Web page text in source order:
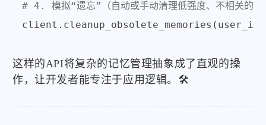
# 4. 模拟“遗忘”（自动或手动清理低强度、不相关的记
client.cleanup_obsolete_memories(user_id=
这样的API将复杂的记忆管理抽象成了直观的操
作，让开发者能专注于应用逻辑。🛠️